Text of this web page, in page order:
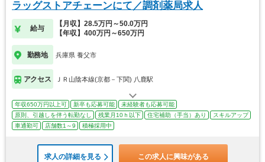
ラッグストアチェーンにて／調剤薬局求人
給与
【月収】28.5万円～50.0万円
【年収】400万円～650万円
勤務地 兵庫県 養父市
アクセス ＪＲ山陰本線(京都－下関) 八鹿駅
年収650万円以上可 新卒も応募可能
未経験者も応募可能
原則、引越しを伴う転勤なし
残業月10ｈ以下 住宅補助（手当）あり
スキルアップ
車通勤可
店舗数1～9 積極採用中
求人の詳細を見る この求人に興味がある